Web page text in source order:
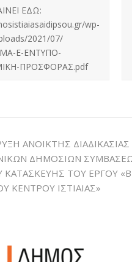
ΕΔΩ:
wp-
2021/07/
Ε-ΕΝΤΥΠΟ-
ΠΡΟΣΦΟΡΑΣ.pdf
ΑΝΟΙΚΤΗΣ
ΔΗΜΟΣΙΩΝ
ΤΟΥ ΕΡΓΟΥ
ΚΕΝΤΡΟΥ ΙΣΤΙΑΙΑΣ»